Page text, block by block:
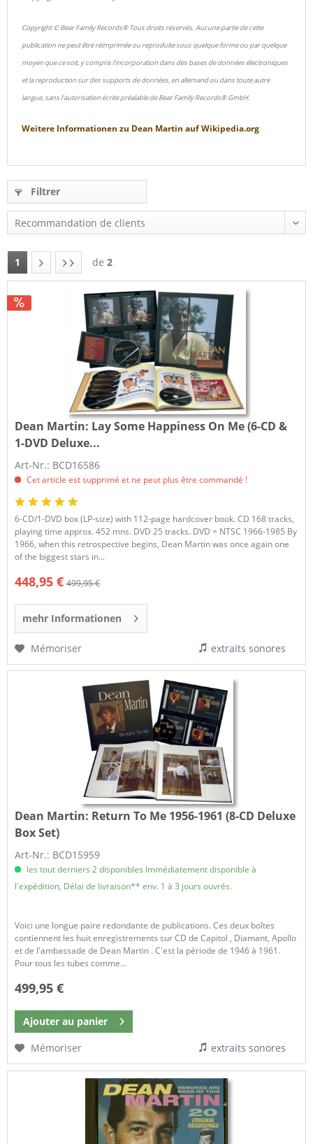
Copyright © Bear Family Records® Tous droits réservés. Aucune partie de cette
publication ne peut être réimprimée ou reproduite sous quelque forme ou par quelque
moyen que ce soit, y compris l'incorporation dans des bases de données électroniques
et la reproduction sur des supports de données, en allemand ou dans toute autre
langue, sans l'autorisation écrite préalable de Bear Family Records® GmbH.
Weitere Informationen zu Dean Martin aufWikipedia.org
Filtrer
1 de 2
Dean Martin: Lay Some Happiness On Me (6-CD &
1-DVD Deluxe...
Art-Nr.: BCD16586
Cet article est supprimé et ne peut plus être commandé !
6-CD/1-DVD box (LP-size) with 112-page hardcover book. CD 168 tracks,
playing time approx. 452 mns. DVD 25 tracks. DVD = NTSC 1966-1985 By
1966, when this retrospective begins, Dean Martin was once again one
of the biggest stars in...
448,95 € 499,95 €
mehr Informationen
Mémoriser extraits sonores
Dean Martin: Return To Me 1956-1961 (8-CD Deluxe
Box Set)
Art-Nr.: BCD15959
les tout derniers 2 disponibles Immédiatement disponible à
l'expédition, Délai de livraison** env. 1 à 3 jours ouvrés.
Voici une longue paire redondante de publications. Ces deux boîtes
contiennent les huit enregistrements sur CD de Capitol , Diamant, Apollo
et de l'ambassade de Dean Martin . C'est la période de 1946 à 1961.
Pour tous les tubes comme...
499,95 €
Ajouter au panier
Mémoriser
extraits sonores